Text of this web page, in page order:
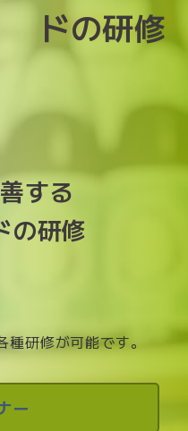
ドの研修
する
の研修
研修が可能です。
ー